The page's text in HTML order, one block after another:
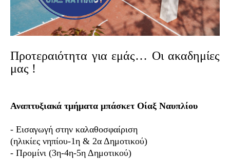
Προτεραιότητα για εμάς… Οι ακαδημίες
μας !
Αναπτυξιακά τμήματα μπάσκετ Οίαξ Ναυπλίου
- Εισαγωγή στην καλαθοσφαίριση
(ηλικίες νηπίου-1η & 2α Δημοτικού)
- Προμίνι (3η-4η-5η Δημοτικού)